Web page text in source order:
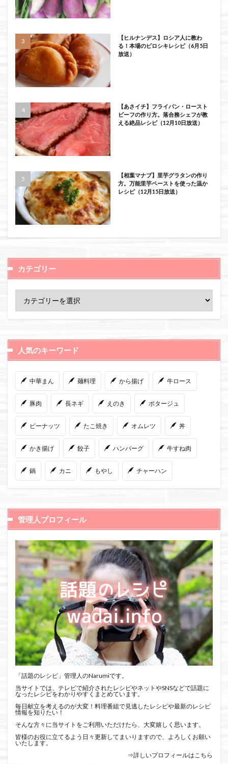
【ヒルナンデス】ロシア人に教わ
る！本場のピロシキレシピ（6月5日
放送）
【あさイチ】フライパン・ロースト
ビーフの作り方。落合務シェフが教
える絶品レシピ（12月10日放送）
【相葉マナブ】里芋グラタンの作り
方。万能里芋ペーストを使った温か
レシピ（12月15日放送）
カテゴリー
人気のキーワード
中華まん 麺料理 から揚げ 牛ロース
豚肉 長ネギ えのき ポタージュ
ピーナッツ たこ焼き オムレツ 丼
かき揚げ 餃子 ハンバーグ 牛すね肉
鍋 カニ もやし チャーハン
管理人プロフィール
「話題のレシピ」管理人のNarumiです。
当サイトでは、テレビで紹介されたレシピやネットやSNSなどで話題に
なったレシピをわかりやすくまとめています。
毎日献立を考えるのが大変！料理番組で見逃したレシピや最新のレシピ
情報を知りたい！
そんな方々に当サイトをご利用いただけたら、大変嬉しく思います。
皆様のお役に立てるよう日々更新してまいりますので、よろしくお願い
いたします。
⇒詳しいプロフィールはこちら